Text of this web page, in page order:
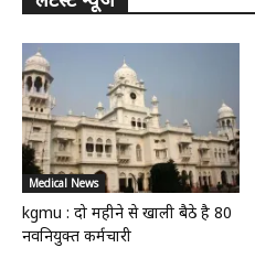
Medical News
kgmu : दो महीने से खाली बैठे है 80
नवनियुक्त कर्मचारी